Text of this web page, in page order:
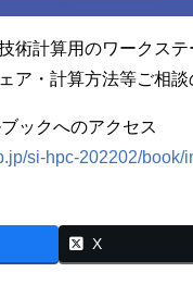
術計算用のワークス
ア・計算方法等ご相
ックへのアクセス
si-hpc-202202/
X